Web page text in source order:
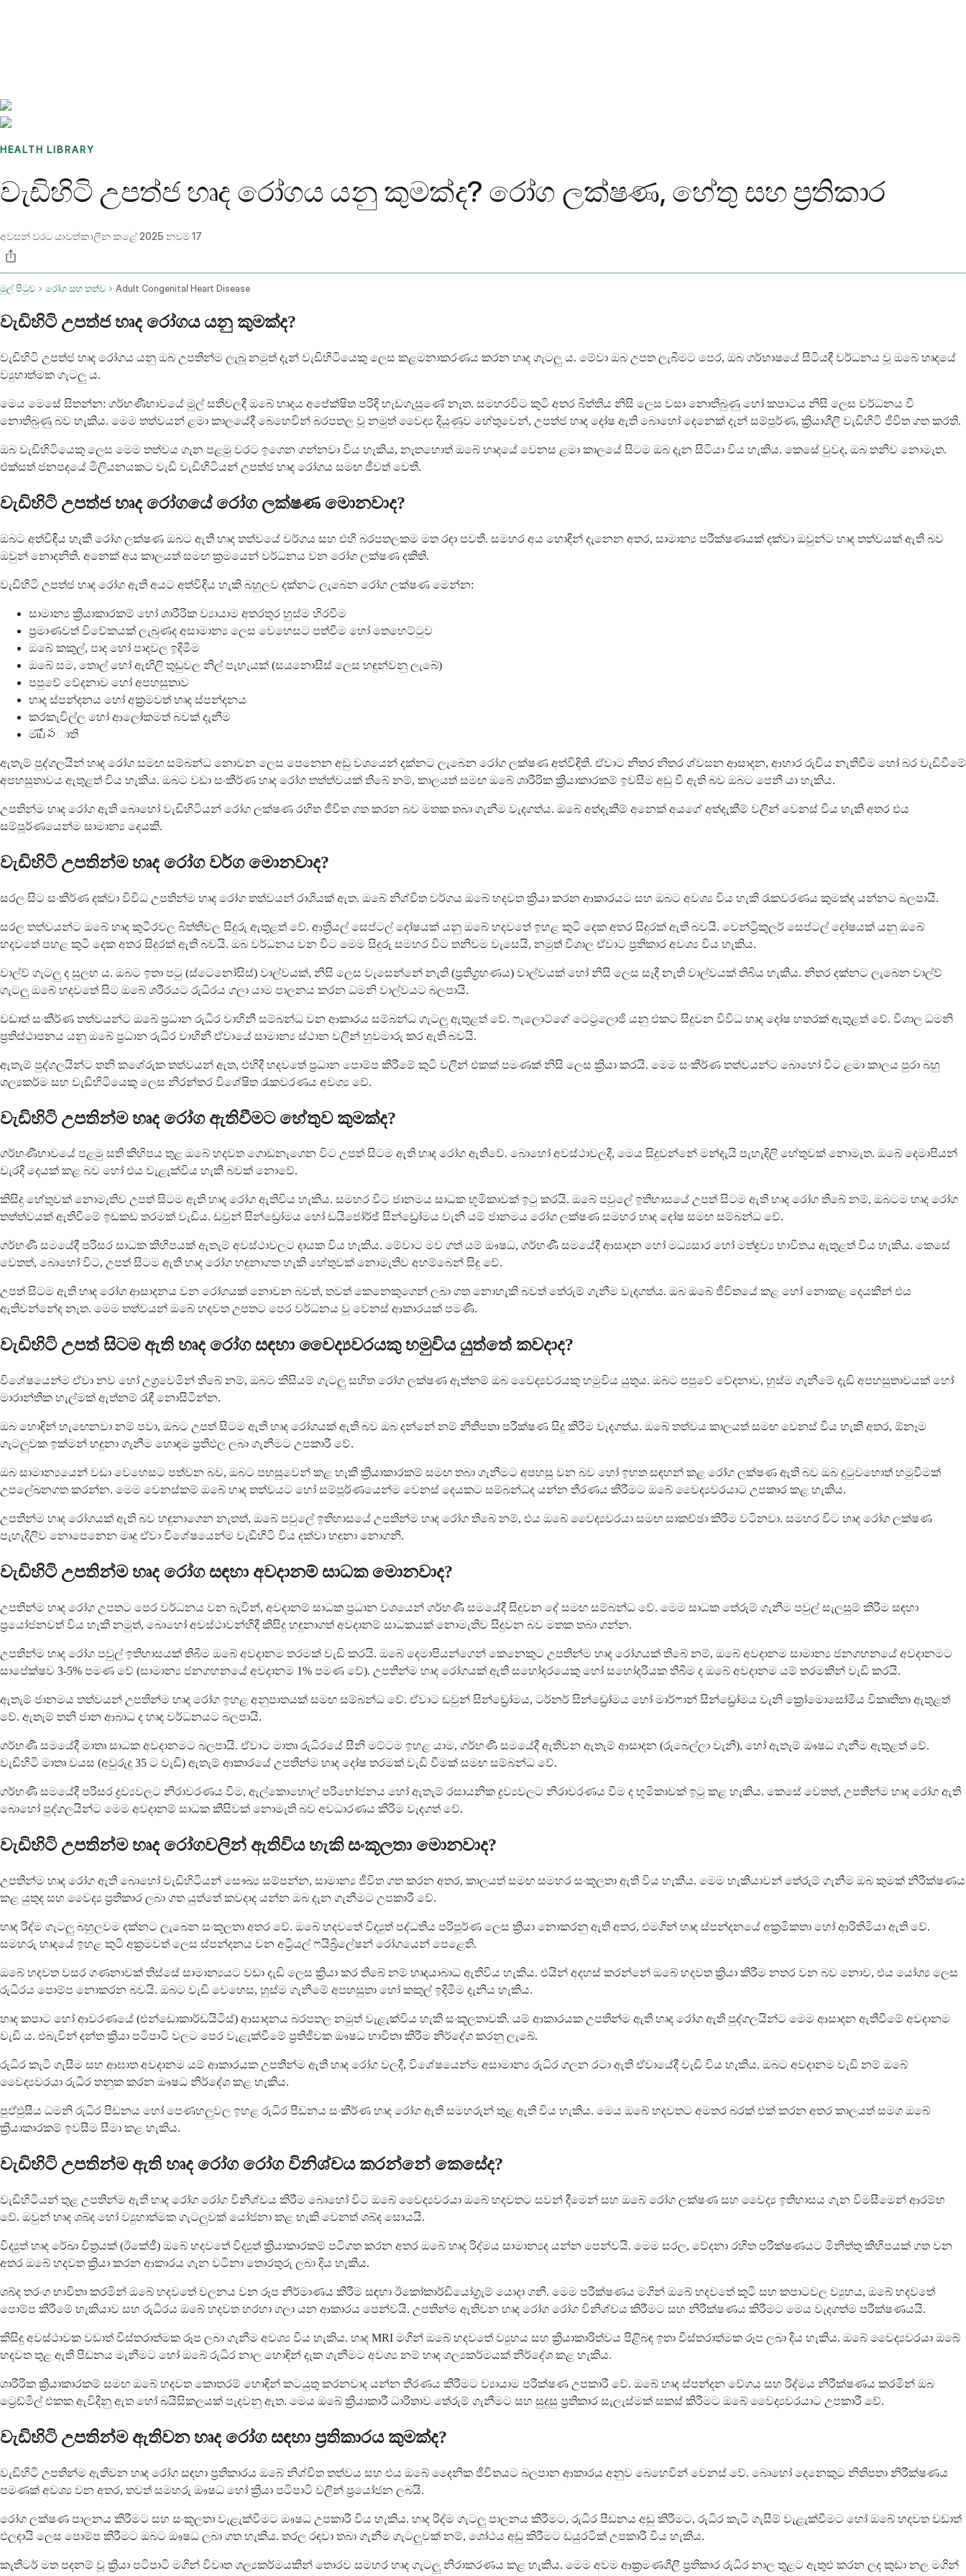
HEALTH LIBRARY
වැඩිහිටි උපත්ජ හෘද රෝගය යනු කුමක්ද? රෝග ලක්ෂණ, හේතු සහ ප්‍රතිකාර
අවසන් වරට යාවත්කාලීන කළේ2025 නවම් 17
මුල් පිටුව රෝග සහ තත්ව Adult Congenital Heart Disease
වැඩිහිටි උපත්ජ හෘද රෝගය යනු කුමක්ද?
වැඩිහිටි උපත්ජ හෘද රෝගය යනු ඔබ උපතින්ම ලැබූ නමුත් දැන් වැඩිහිටියෙකු ලෙස කළමනාකරණය කරන හෘද ගැටලු ය. මේවා ඔබ උපත ලැබීමට පෙර, ඔබ ගර්භාෂයේ සිටියදී වර්ධනය වූ ඔබේ හෘදයේ
ව්‍යුහාත්මක ගැටලු ය.
මෙය මෙසේ සිතන්න: ගර්භණීභාවයේ මුල් සතිවලදී ඔබේ හෘදය අපේක්ෂිත පරිදි හැඩගැසුණේ නැත. සමහරවිට කුටි අතර බිත්තිය නිසි ලෙස වසා නොතිබුණු හෝ කපාටය නිසි ලෙස වර්ධනය වී
නොතිබුණු බව හැකිය. මෙම තත්වයන් ළමා කාලයේදී බෙහෙවින් බරපතල වූ නමුත් වෛද්‍ය දියුණුව හේතුවෙන්, උපත්ජ හෘද දෝෂ ඇති බොහෝ දෙනෙක් දැන් සම්පූර්ණ, ක්‍රියාශීලී වැඩිහිටි ජීවිත ගත කරති.
ඔබ වැඩිහිටියෙකු ලෙස මෙම තත්වය ගැන පළමු වරට ඉගෙන ගන්නවා විය හැකිය, නැතහොත් ඔබේ හෘදයේ වෙනස ළමා කාලයේ සිටම ඔබ දැන සිටියා විය හැකිය. කෙසේ වුවද, ඔබ තනිව නොමැත.
එක්සත් ජනපදයේ මිලියනයකට වැඩි වැඩිහිටියන් උපත්ජ හෘද රෝගය සමඟ ජීවත් වෙති.
වැඩිහිටි උපත්ජ හෘද රෝගයේ රෝග ලක්ෂණ මොනවාද?
ඔබට අත්විඳිය හැකි රෝග ලක්ෂණ ඔබට ඇති හෘද තත්වයේ වර්ගය සහ එහි බරපතලකම මත රඳා පවතී. සමහර අය හොඳින් දැනෙන අතර, සාමාන්‍ය පරීක්ෂණයක් දක්වා ඔවුන්ට හෘද තත්වයක් ඇති බව
ඔවුන් නොදනිති. අනෙක් අය කාලයත් සමඟ ක්‍රමයෙන් වර්ධනය වන රෝග ලක්ෂණ දකිති.
වැඩිහිටි උපත්ජ හෘද රෝග ඇති අයට අත්විඳිය හැකි බහුලව දක්නට ලැබෙන රෝග ලක්ෂණ මෙන්න:
සාමාන්‍ය ක්‍රියාකාරකම් හෝ ශාරීරික ව්‍යායාම අතරතුර හුස්ම හිරවීම
ප්‍රමාණවත් විවේකයක් ලැබුණද අසාමාන්‍ය ලෙස වෙහෙසට පත්වීම හෝ තෙහෙට්ටුව
ඔබේ කකුල්, පාද හෝ පාදවල ඉදිමීම
ඔබේ සම, තොල් හෝ ඇඟිලි තුඩුවල නිල් පැහැයක් (සයනොසිස් ලෙස හඳුන්වනු ලැබේ)
පපුවේ වේදනාව හෝ අපහසුතාව
හෘද ස්පන්දනය හෝ අක්‍රමවත් හෘද ස්පන්දනය
කරකැවිල්ල හෝ ආලෝකමත් බවක් දැනීම
මயోపාති
ඇතැම් පුද්ගලයින් හෘද රෝග සමඟ සම්බන්ධ නොවන ලෙස පෙනෙන අඩු වශයෙන් දක්නට ලැබෙන රෝග ලක්ෂණ අත්විඳිති. ඒවාට නිතර නිතර ශ්වසන ආසාදන, ආහාර රුචිය නැතිවීම හෝ බර වැඩිවීමේ
අපහසුතාවය ඇතුළත් විය හැකිය. ඔබට වඩා සංකීර්ණ හෘද රෝග තත්ත්වයක් තිබේ නම්, කාලයත් සමඟ ඔබේ ශාරීරික ක්‍රියාකාරකම් ඉවසීම අඩු වී ඇති බව ඔබට පෙනී යා හැකිය.
උපතින්ම හෘද රෝග ඇති බොහෝ වැඩිහිටියන් රෝග ලක්ෂණ රහිත ජීවිත ගත කරන බව මතක තබා ගැනීම වැදගත්ය. ඔබේ අත්දැකීම් අනෙක් අයගේ අත්දැකීම් වලින් වෙනස් විය හැකි අතර එය
සම්පූර්ණයෙන්ම සාමාන්‍ය දෙයකි.
වැඩිහිටි උපතින්ම හෘද රෝග වර්ග මොනවාද?
සරල සිට සංකීර්ණ දක්වා විවිධ උපතින්ම හෘද රෝග තත්වයන් රාශියක් ඇත. ඔබේ නිශ්චිත වර්ගය ඔබේ හදවත ක්‍රියා කරන ආකාරයට සහ ඔබට අවශ්‍ය විය හැකි රැකවරණය කුමක්ද යන්නට බලපායි.
සරල තත්වයන්ට ඔබේ හෘද කුටීරවල බිත්තිවල සිදුරු ඇතුළත් වේ. ආත්‍රියල් සෙප්ටල් දෝෂයක් යනු ඔබේ හදවතේ ඉහළ කුටි දෙක අතර සිදුරක් ඇති බවයි. වෙන්ට්‍රිකුලර් සෙප්ටල් දෝෂයක් යනු ඔබේ
හදවතේ පහළ කුටි දෙක අතර සිදුරක් ඇති බවයි. ඔබ වර්ධනය වන විට මෙම සිදුරු සමහර විට තනිවම වැසෙයි, නමුත් විශාල ඒවාට ප්‍රතිකාර අවශ්‍ය විය හැකිය.
වාල්ව් ගැටලු ද සුලභ ය. ඔබට ඉතා පටු (ස්ටෙනෝසිස්) වාල්වයක්, නිසි ලෙස වැසෙන්නේ නැති (ප්‍රතිග්‍රහණය) වාල්වයක් හෝ නිසි ලෙස සෑදී නැති වාල්වයක් තිබිය හැකිය. නිතර දක්නට ලැබෙන වාල්ව්
ගැටලු ඔබේ හදවතේ සිට ඔබේ ශරීරයට රුධිරය ගලා යාම පාලනය කරන ධමනි වාල්වයට බලපායි.
වඩාත් සංකීර්ණ තත්වයන්ට ඔබේ ප්‍රධාන රුධිර වාහිනී සම්බන්ධ වන ආකාරය සම්බන්ධ ගැටලු ඇතුළත් වේ. ෆැලොට්ගේ ටෙට්‍රලොජි යනු එකට සිදුවන විවිධ හෘද දෝෂ හතරක් ඇතුළත් වේ. විශාල ධමනි
ප්‍රතිස්ථාපනය යනු ඔබේ ප්‍රධාන රුධිර වාහිනී ඒවායේ සාමාන්‍ය ස්ථාන වලින් හුවමාරු කර ඇති බවයි.
ඇතැම් පුද්ගලයින්ට තනි කශේරුක තත්වයන් ඇත, එහිදී හදවතේ ප්‍රධාන පොම්ප කිරීමේ කුටි වලින් එකක් පමණක් නිසි ලෙස ක්‍රියා කරයි. මෙම සංකීර්ණ තත්වයන්ට බොහෝ විට ළමා කාලය පුරා බහු
ශල්‍යකර්ම සහ වැඩිහිටියෙකු ලෙස නිරන්තර විශේෂිත රැකවරණය අවශ්‍ය වේ.
වැඩිහිටි උපතින්ම හෘද රෝග ඇතිවීමට හේතුව කුමක්ද?
ගර්භණීභාවයේ පළමු සති කිහිපය තුළ ඔබේ හදවත ගොඩනැගෙන විට උපත් සිටම ඇති හෘද රෝග ඇතිවේ. බොහෝ අවස්ථාවලදී, මෙය සිදුවන්නේ මන්දැයි පැහැදිලි හේතුවක් නොමැත. ඔබේ දෙමාපියන්
වැරදි දෙයක් කළ බව හෝ එය වැළැක්විය හැකි බවක් නොවේ.
කිසිදු හේතුවක් නොමැතිව උපත් සිටම ඇති හෘද රෝග ඇතිවිය හැකිය. සමහර විට ජානමය සාධක භූමිකාවක් ඉටු කරයි. ඔබේ පවුලේ ඉතිහාසයේ උපත් සිටම ඇති හෘද රෝග තිබේ නම්, ඔබටම හෘද රෝග
තත්ත්වයක් ඇතිවීමේ ඉඩකඩ තරමක් වැඩිය. ඩවුන් සින්ඩ්‍රෝමය හෝ ඩයිජෝර්ජ් සින්ඩ්‍රෝමය වැනි යම් ජානමය රෝග ලක්ෂණ සමහර හෘද දෝෂ සමඟ සම්බන්ධ වේ.
ගර්භණී සමයේදී පරිසර සාධක කිහිපයක් ඇතැම් අවස්ථාවලට දායක විය හැකිය. මේවාට මව ගත් යම් ඖෂධ, ගර්භණී සමයේදී ආසාදන හෝ මධ්‍යසාර හෝ මත්ද්‍රව්‍ය භාවිතය ඇතුළත් විය හැකිය. කෙසේ
වෙතත්, බොහෝ විට, උපත් සිටම ඇති හෘද රෝග හඳුනාගත හැකි හේතුවක් නොමැතිව අහම්බෙන් සිදු වේ.
උපත් සිටම ඇති හෘද රෝග ආසාදනය වන රෝගයක් නොවන බවත්, තවත් කෙනෙකුගෙන් ලබා ගත නොහැකි බවත් තේරුම් ගැනීම වැදගත්ය. ඔබ ඔබේ ජීවිතයේ කළ හෝ නොකළ දෙයකින් එය
ඇතිවන්නේද නැත. මෙම තත්වයන් ඔබේ හදවත උපතට පෙර වර්ධනය වූ වෙනස් ආකාරයක් පමණි.
වැඩිහිටි උපත් සිටම ඇති හෘද රෝග සඳහා වෛද්‍යවරයකු හමුවිය යුත්තේ කවදාද?
විශේෂයෙන්ම ඒවා නව හෝ උග්‍රවෙමින් තිබේ නම්, ඔබට කිසියම් ගැටලු සහිත රෝග ලක්ෂණ ඇත්නම් ඔබ වෛද්‍යවරයකු හමුවිය යුතුය. ඔබට පපුවේ වේදනාව, හුස්ම ගැනීමේ දැඩි අපහසුතාවයක් හෝ
මාරාන්තික හැල්මක් ඇත්නම් රැඳී නොසිටින්න.
ඔබ හොඳින් හැඟෙනවා නම් පවා, ඔබට උපත් සිටම ඇති හෘද රෝගයක් ඇති බව ඔබ දන්නේ නම් නිතිපතා පරීක්ෂණ සිදු කිරීම වැදගත්ය. ඔබේ තත්වය කාලයත් සමඟ වෙනස් විය හැකි අතර, ඕනෑම
ගැටලුවක ඉක්මන් හඳුනා ගැනීම හොඳම ප්‍රතිඵල ලබා ගැනීමට උපකාරී වේ.
ඔබ සාමාන්‍යයෙන් වඩා වෙහෙසට පත්වන බව, ඔබට පහසුවෙන් කළ හැකි ක්‍රියාකාරකම් සමඟ තබා ගැනීමට අපහසු වන බව හෝ ඉහත සඳහන් කළ රෝග ලක්ෂණ ඇති බව ඔබ දුටුවහොත් හමුවීමක්
උපලේඛනගත කරන්න. මෙම වෙනස්කම් ඔබේ හෘද තත්වයට හෝ සම්පූර්ණයෙන්ම වෙනස් දෙයකට සම්බන්ධද යන්න තීරණය කිරීමට ඔබේ වෛද්‍යවරයාට උපකාර කළ හැකිය.
උපතින්ම හෘද රෝගයක් ඇති බව හඳුනාගෙන නැතත්, ඔබේ පවුලේ ඉතිහාසයේ උපතින්ම හෘද රෝග තිබේ නම්, එය ඔබේ වෛද්‍යවරයා සමඟ සාකච්ඡා කිරීම වටිනවා. සමහර විට හෘද රෝග ලක්ෂණ
පැහැදිලිව නොපෙනෙන මෘදු ඒවා විශේෂයෙන්ම වැඩිහිටි විය දක්වා හඳුනා නොගනී.
වැඩිහිටි උපතින්ම හෘද රෝග සඳහා අවදානම් සාධක මොනවාද?
උපතින්ම හෘද රෝග උපතට පෙර වර්ධනය වන බැවින්, අවදානම් සාධක ප්‍රධාන වශයෙන් ගර්භණී සමයේදී සිදුවන දේ සමඟ සම්බන්ධ වේ. මෙම සාධක තේරුම් ගැනීම පවුල් සැලසුම් කිරීම සඳහා
ප්‍රයෝජනවත් විය හැකි නමුත්, බොහෝ අවස්ථාවන්හිදී කිසිදු හඳුනාගත් අවදානම් සාධකයක් නොමැතිව සිදුවන බව මතක තබා ගන්න.
උපතින්ම හෘද රෝග පවුල් ඉතිහාසයක් තිබීම ඔබේ අවදානම තරමක් වැඩි කරයි. ඔබේ දෙමාපියන්ගෙන් කෙනෙකුට උපතින්ම හෘද රෝගයක් තිබේ නම්, ඔබේ අවදානම සාමාන්‍ය ජනගහනයේ අවදානමට
සාපේක්ෂව 3-5% පමණ වේ (සාමාන්‍ය ජනගහනයේ අවදානම 1% පමණ වේ). උපතින්ම හෘද රෝගයක් ඇති සහෝදරයෙකු හෝ සහෝදරියක තිබීම ද ඔබේ අවදානම යම් තරමකින් වැඩි කරයි.
ඇතැම් ජානමය තත්වයන් උපතින්ම හෘද රෝග ඉහළ අනුපාතයක් සමඟ සම්බන්ධ වේ. ඒවාට ඩවුන් සින්ඩ්‍රෝමය, ටර්නර් සින්ඩ්‍රෝමය හෝ මාර්ෆාන් සින්ඩ්‍රෝමය වැනි ක්‍රෝමොසෝමීය විකෘතිතා ඇතුළත්
වේ. ඇතැම් තනි ජාන ආබාධ ද හෘද වර්ධනයට බලපායි.
ගර්භණී සමයේදී මාතෘ සාධක අවදානමට බලපායි. ඒවාට මාතෘ රුධිරයේ සීනි මට්ටම ඉහළ යාම, ගර්භණී සමයේදී ඇතිවන ඇතැම් ආසාදන (රුබෙල්ලා වැනි), හෝ ඇතැම් ඖෂධ ගැනීම ඇතුළත් වේ.
වැඩිහිටි මාතෘ වයස (අවුරුදු 35 ට වැඩි) ඇතැම් ආකාරයේ උපතින්ම හෘද දෝෂ තරමක් වැඩි වීමක් සමඟ සම්බන්ධ වේ.
ගර්භණී සමයේදී පරිසර ද්‍රව්‍යවලට නිරාවරණය වීම, ඇල්කොහොල් පරිභෝජනය හෝ ඇතැම් රසායනික ද්‍රව්‍යවලට නිරාවරණය වීම ද භූමිකාවක් ඉටු කළ හැකිය. කෙසේ වෙතත්, උපතින්ම හෘද රෝග ඇති
බොහෝ පුද්ගලයින්ට මෙම අවදානම් සාධක කිසිවක් නොමැති බව අවධාරණය කිරීම වැදගත් වේ.
වැඩිහිටි උපතින්ම හෘද රෝගවලින් ඇතිවිය හැකි සංකූලතා මොනවාද?
උපතින්ම හෘද රෝග ඇති බොහෝ වැඩිහිටියන් සෞඛ්‍ය සම්පන්න, සාමාන්‍ය ජීවිත ගත කරන අතර, කාලයත් සමඟ සමහර සංකූලතා ඇති විය හැකිය. මෙම හැකියාවන් තේරුම් ගැනීම ඔබ කුමක් නිරීක්ෂණය
කළ යුතුද සහ වෛද්‍ය ප්‍රතිකාර ලබා ගත යුත්තේ කවදාද යන්න ඔබ දැන ගැනීමට උපකාරී වේ.
හෘද රිද්ම ගැටලු බහුලවම දක්නට ලැබෙන සංකූලතා අතර වේ. ඔබේ හදවතේ විද්‍යුත් පද්ධතිය පරිපූර්ණ ලෙස ක්‍රියා නොකරනු ඇති අතර, එමගින් හෘද ස්පන්දනයේ අක්‍රමිකතා හෝ ආරිතිමියා ඇති වේ.
සමහරු හෘදයේ ඉහළ කුටි අක්‍රමවත් ලෙස ස්පන්දනය වන අට්‍රියල් ෆයිබ්‍රිලේෂන් රෝගයෙන් පෙළෙති.
ඔබේ හදවත වසර ගණනාවක් තිස්සේ සාමාන්‍යයට වඩා දැඩි ලෙස ක්‍රියා කර තිබේ නම් හෘදයාබාධ ඇතිවිය හැකිය. එයින් අදහස් කරන්නේ ඔබේ හදවත ක්‍රියා කිරීම නතර වන බව නොව, එය යෝග්‍ය ලෙස
රුධිරය පොම්ප නොකරන බවයි. ඔබට වැඩි වෙහෙස, හුස්ම ගැනීමේ අපහසුතා හෝ කකුල් ඉදිමීම දැනිය හැකිය.
හෘද කපාට හෝ ආවරණයේ (එන්ඩොකාර්ඩයිටිස්) ආසාදනය බරපතල නමුත් වැළැක්විය හැකි සංකූලතාවකි. යම් ආකාරයක උපතින්ම ඇති හෘද රෝග ඇති පුද්ගලයින්ට මෙම ආසාදන ඇතිවීමේ අවදානම
වැඩි ය. එබැවින් දන්ත ක්‍රියා පටිපාටි වලට පෙර වැළැක්වීමේ ප්‍රතිජීවක ඖෂධ භාවිතා කිරීම නිර්දේශ කරනු ලැබේ.
රුධිර කැටි ගැසීම සහ ආඝාත අවදානම යම් ආකාරයක උපතින්ම ඇති හෘද රෝග වලදී, විශේෂයෙන්ම අසාමාන්‍ය රුධිර ගලන රටා ඇති ඒවායේදී වැඩි විය හැකිය. ඔබට අවදානම වැඩි නම් ඔබේ
වෛද්‍යවරයා රුධිර තනුක කරන ඖෂධ නිර්දේශ කළ හැකිය.
පුඵ්ඵුසීය ධමනි රුධිර පීඩනය හෝ පෙණහලුවල ඉහළ රුධිර පීඩනය සංකීර්ණ හෘද රෝග ඇති සමහරුන් තුළ ඇති විය හැකිය. මෙය ඔබේ හදවතට අමතර බරක් එක් කරන අතර කාලයත් සමග ඔබේ
ක්‍රියාකාරකම් ඉවසීම සීමා කළ හැකිය.
වැඩිහිටි උපතින්ම ඇති හෘද රෝග රෝග විනිශ්චය කරන්නේ කෙසේද?
වැඩිහිටියන් තුළ උපතින්ම ඇති හෘද රෝග රෝග විනිශ්චය කිරීම බොහෝ විට ඔබේ වෛද්‍යවරයා ඔබේ හදවතට සවන් දීමෙන් සහ ඔබේ රෝග ලක්ෂණ සහ වෛද්‍ය ඉතිහාසය ගැන විමසීමෙන් ආරම්භ
වේ. ඔවුන් හෘද ශබ්ද හෝ ව්‍යුහාත්මක ගැටලුවක් යෝජනා කළ හැකි වෙනත් ශබ්ද සොයයි.
විද්‍යුත් හෘද රේඛා චිත්‍රයක් (ඊකේජී) ඔබේ හදවතේ විද්‍යුත් ක්‍රියාකාරකම් පටිගත කරන අතර ඔබේ හෘද රිද්මය සාමාන්‍යද යන්න පෙන්වයි. මෙම සරල, වේදනා රහිත පරීක්ෂණයට මිනිත්තු කිහිපයක් ගත වන
අතර ඔබේ හදවත ක්‍රියා කරන ආකාරය ගැන වටිනා තොරතුරු ලබා දිය හැකිය.
ශබ්ද තරංග භාවිතා කරමින් ඔබේ හදවතේ චලනය වන රූප නිර්මාණය කිරීම සඳහා ඊකෝකාර්ඩියෝග්‍රැම් යොදා ගනී. මෙම පරීක්ෂණය මගින් ඔබේ හදවතේ කුටි සහ කපාටවල ව්‍යුහය, ඔබේ හදවතේ
පොම්ප කිරීමේ හැකියාව සහ රුධිරය ඔබේ හදවත හරහා ගලා යන ආකාරය පෙන්වයි. උපතින්ම ඇතිවන හෘද රෝග රෝග විනිශ්චය කිරීමට සහ නිරීක්ෂණය කිරීමට මෙය වැදගත්ම පරීක්ෂණයයි.
කිසිදු අවස්ථාවක වඩාත් විස්තරාත්මක රූප ලබා ගැනීම අවශ්‍ය විය හැකිය. හෘද MRI මගින් ඔබේ හදවතේ ව්‍යුහය සහ ක්‍රියාකාරිත්වය පිළිබඳ ඉතා විස්තරාත්මක රූප ලබා දිය හැකිය. ඔබේ වෛද්‍යවරයා ඔබේ
හදවත තුළ ඇති පීඩනය මැනීමට හෝ ඔබේ රුධිර නාල හොඳින් දැක ගැනීමට අවශ්‍ය නම් හෘද ශල්‍යකර්මයක් නිර්දේශ කළ හැකිය.
ශාරීරික ක්‍රියාකාරකම් සමඟ ඔබේ හදවත කොතරම් හොඳින් කටයුතු කරනවාද යන්න තීරණය කිරීමට ව්‍යායාම පරීක්ෂණ උපකාරී වේ. ඔබේ හෘද ස්පන්දන වේගය සහ රිද්මය නිරීක්ෂණය කරමින් ඔබ
ට්‍රෙඩ්මිල් එකක ඇවිදිනු ඇත හෝ බයිසිකලයක් පැදවනු ඇත. මෙය ඔබේ ක්‍රියාකාරී ධාරිතාව තේරුම් ගැනීමට සහ සුදුසු ප්‍රතිකාර සැලැස්මක් සකස් කිරීමට ඔබේ වෛද්‍යවරයාට උපකාරී වේ.
වැඩිහිටි උපතින්ම ඇතිවන හෘද රෝග සඳහා ප්‍රතිකාරය කුමක්ද?
වැඩිහිටි උපතින්ම ඇතිවන හෘද රෝග සඳහා ප්‍රතිකාරය ඔබේ නිශ්චිත තත්වය සහ එය ඔබේ දෛනික ජීවිතයට බලපාන ආකාරය අනුව බෙහෙවින් වෙනස් වේ. බොහෝ දෙනෙකුට නිතිපතා නිරීක්ෂණය
පමණක් අවශ්‍ය වන අතර, තවත් සමහරු ඖෂධ හෝ ක්‍රියා පටිපාටි වලින් ප්‍රයෝජන ලබයි.
රෝග ලක්ෂණ පාලනය කිරීමට සහ සංකූලතා වැළැක්වීමට ඖෂධ උපකාරී විය හැකිය. හෘද රිද්ම ගැටලු පාලනය කිරීමට, රුධිර පීඩනය අඩු කිරීමට, රුධිර කැටි ගැසීම් වැළැක්වීමට හෝ ඔබේ හදවත වඩාත්
ඵලදායි ලෙස පොම්ප කිරීමට ඔබට ඖෂධ ලබා ගත හැකිය. තරල රඳවා තබා ගැනීම ගැටලුවක් නම්, ශෝථය අඩු කිරීමට ඩයුරටික් උපකාරී විය හැකිය.
කැතීටර් මත පදනම් වූ ක්‍රියා පටිපාටි මගින් විවෘත ශල්‍යකර්මයකින් තොරව සමහර හෘද ගැටලු නිරාකරණය කළ හැකිය. මෙම අවම ආක්‍රමණශීලී ප්‍රතිකාර රුධිර නාල තුළට ඇතුළු කරන ලද කුඩා නල මගින්